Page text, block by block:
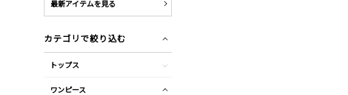
最新アイテムを見る
カテゴリで絞り込む
トップス
ワンピース